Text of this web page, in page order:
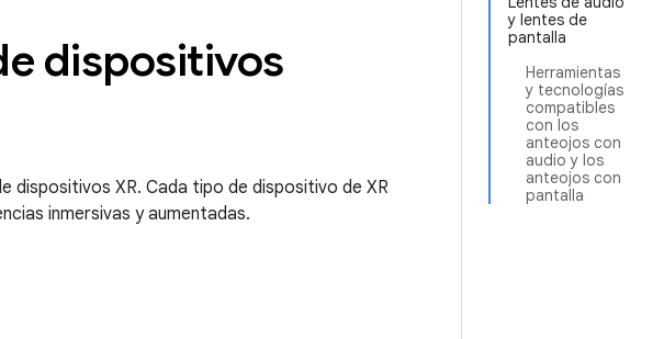
y lentes de
pantalla
Herramientas
y tecnologías
compatibles
con los
anteojos con
audio y los
anteojos con
pantalla
dispositivos
dispositivos XR. Cada tipo de dispositivo de XR
inmersivas y aumentadas.